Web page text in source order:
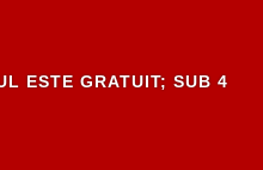
ESTE GRATUIT; SUB 4